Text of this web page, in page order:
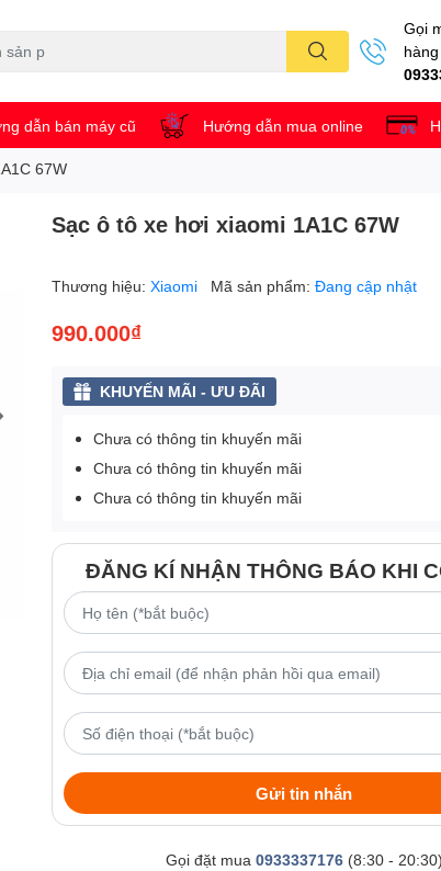
Gọi
hàng
dẫn bán máy cũ Hướng dẫn mua online
67W
Sạc ô tô xe hơi xiaomi 1A1C 67W
Thương hiệu:Xiaomi Mã sản phẩm:Đang cập nhật
990.000₫
KHUYẾN MÃI - ƯU ĐÃI
Chưa có thông tin khuyến mãi
Chưa có thông tin khuyến mãi
Chưa có thông tin khuyến mãi
ĐĂNG KÍ NHẬN THÔNG BÁO KHI
Gửi tin nhắn
Gọi đặt mua 0933337176(8:30 - 20:30)